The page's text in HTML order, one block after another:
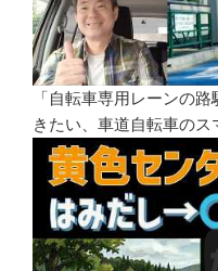
「自転車専用レーンの
きたい、車道自転車のス